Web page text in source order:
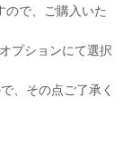
ので、ご購入いた
プションにて選択
、その点ご了承く